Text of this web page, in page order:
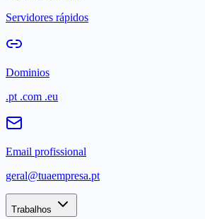
Servidores rápidos
Dominios
.pt .com .eu
Email profissional
geral@tuaempresa.pt
Trabalhos